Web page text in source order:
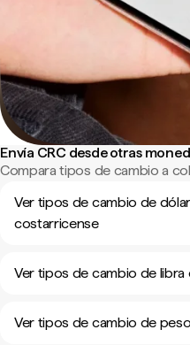
Envía CRC desde otras
Compara tipos de cambio a
Ver tipos de cambio de
costarricense
Ver tipos de cambio de
Ver tipos de cambio de